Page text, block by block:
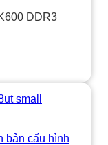
DDR3
bản cấu hình